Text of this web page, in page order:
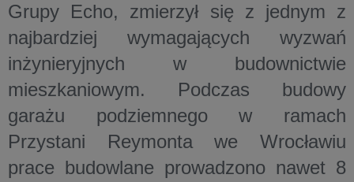
Grupy Echo, zmierzył się z jednym z
najbardziej wymagających wyzwań
inżynieryjnych w budownictwie
mieszkaniowym. Podczas budowy
garażu podziemnego w ramach
Przystani Reymonta we Wrocławiu
prace budowlane prowadzono nawet 8